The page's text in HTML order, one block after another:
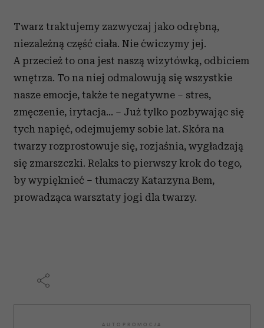
Twarz traktujemy zazwyczaj jako odrębną,
niezależną część ciała. Nie ćwiczymy jej.
A przecież to ona jest naszą wizytówką, odbiciem
wnętrza. To na niej odmalowują się wszystkie
nasze emocje, także te negatywne – stres,
zmęczenie, irytacja... – Już tylko pozbywając się
tych napięć, odejmujemy sobie lat. Skóra na
twarzy rozprostowuje się, rozjaśnia, wygładzają
się zmarszczki. Relaks to pierwszy krok do tego,
by wypięknieć – tłumaczy Katarzyna Bem,
prowadząca warsztaty jogi dla twarzy.
AUTOPROMOCJA